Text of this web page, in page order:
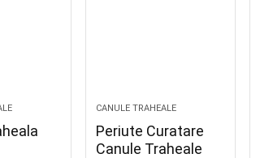
CANULE TRAHEALE
Periute Curatare
Canule Traheale